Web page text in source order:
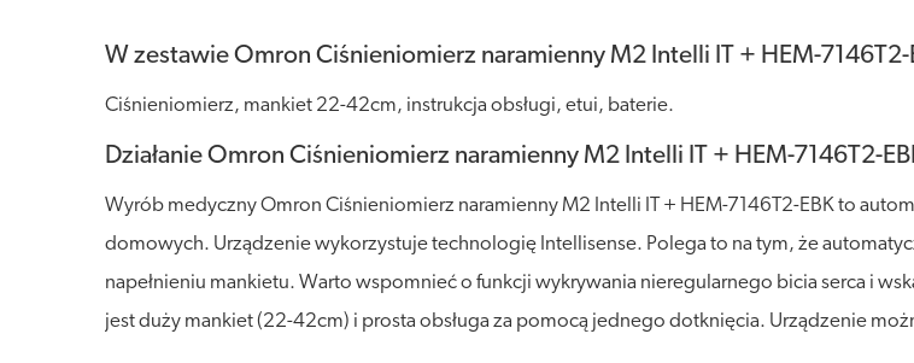
W zestawie Omron Ciśnieniomierz naramienny M2 Intelli IT + HEM-7146T2-
Ciśnieniomierz, mankiet 22-42cm, instrukcja obsługi, etui, baterie.
Działanie Omron Ciśnieniomierz naramienny M2 Intelli IT + HEM-7146T2-
Wyrób medyczny Omron Ciśnieniomierz naramienny M2 Intelli IT + HEM-7146T2-EBK to
domowych. Urządzenie wykorzystuje technologię Intellisense. Polega to na tym, że
napełnieniu mankietu. Warto wspomnieć o funkcji wykrywania nieregularnego bicia serca i
jest duży mankiet (22-42cm) i prosta obsługa za pomocą jednego dotknięcia. Urządzenie